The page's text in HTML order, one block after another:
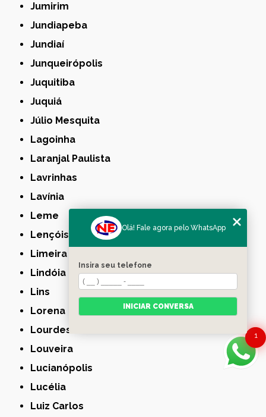
Jumirim
Jundiapeba
Jundiaí
Junqueirópolis
Juquitiba
Juquiá
Júlio Mesquita
Lagoinha
Laranjal Paulista
Lavrinhas
Lavínia
Leme
Lençóis Paulista
Limeira
Lindóia
Lins
Lorena
Lourdes
Louveira
Lucianópolis
Lucélia
Luiz Carlos
1
Olá! Fale agora pelo WhatsApp
Insira seu telefone
INICIAR CONVERSA